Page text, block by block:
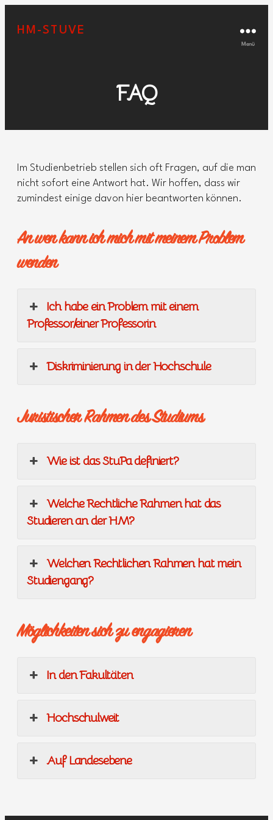
HM-STUVE
Menü
FAQ
Im Studienbetrieb stellen sich oft Fragen, auf die man
nicht sofort eine Antwort hat. Wir hoffen, dass wir
zumindest einige davon hier beantworten können.
An wen kann ich mich mit meinem Problem
wenden
Ich habe ein Problem mit einem
Professor/einer Professorin
Diskriminierung in der Hochschule
Juristischer Rahmen des Studiums
Wie ist das StuPa definiert?
Welche Rechtliche Rahmen hat das
Studieren an der HM?
Welchen Rechtlichen Rahmen hat mein
Studiengang?
Möglichkeiten sich zu engagieren
In den Fakultäten
Hochschulweit
Auf Landesebene